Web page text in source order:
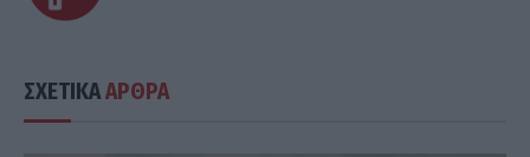
ΣΧΕΤΙΚΑΑΡΘΡΑ